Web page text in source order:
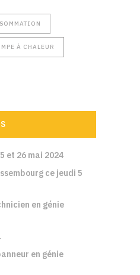
À CHALEUR
et 26 mai 2024
ce jeudi 5
en génie
en génie